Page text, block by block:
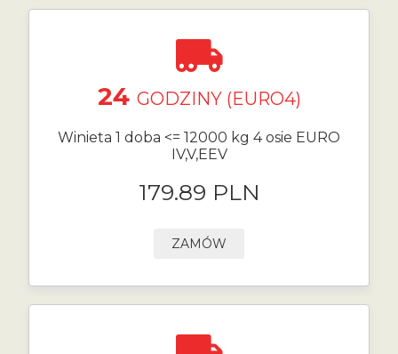
24 GODZINY (EURO4)
Winieta 1 doba <= 12000 kg 4 osie EURO
IV,V,EEV
179.89 PLN
ZAMÓW